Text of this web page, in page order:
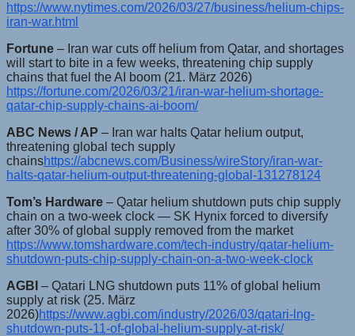
https://www.nytimes.com/2026/03/27/business/helium-chips-
iran-war.html
Fortune – Iran war cuts off helium from Qatar, and shortages
will start to bite in a few weeks, threatening chip supply
chains that fuel the AI boom (21. März 2026)
https://fortune.com/2026/03/21/iran-war-helium-shortage-
qatar-chip-supply-chains-ai-boom/
ABC News / AP – Iran war halts Qatar helium output,
threatening global tech supply
chainshttps://abcnews.com/Business/wireStory/iran-war-
halts-qatar-helium-output-threatening-global-131278124
Tom’s Hardware – Qatar helium shutdown puts chip supply
chain on a two-week clock — SK Hynix forced to diversify
after 30% of global supply removed from the market
https://www.tomshardware.com/tech-industry/qatar-helium-
shutdown-puts-chip-supply-chain-on-a-two-week-clock
AGBI – Qatari LNG shutdown puts 11% of global helium
supply at risk (25. März
2026)https://www.agbi.com/industry/2026/03/qatari-lng-
shutdown-puts-11-of-global-helium-supply-at-risk/